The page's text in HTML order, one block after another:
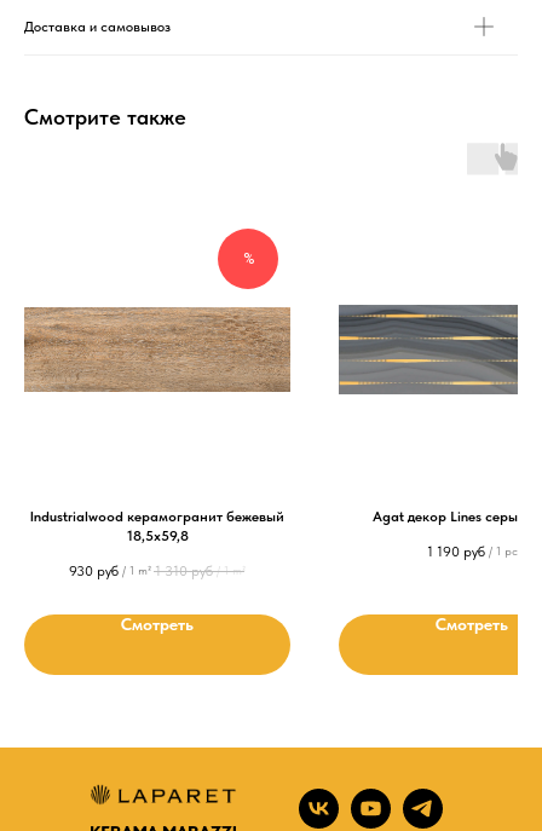
Доставка и самовывоз
Смотрите также
%
Industrialwood керамогранит бежевый
18,5х59,8
930 руб / 1 m² 1 310 руб / 1 m²
Смотреть
Agat декор Lines серый
1 190 руб / 1 pc
Смотреть